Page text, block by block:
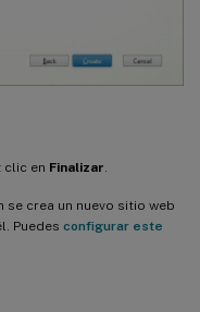
clic en Finalizar.
se crea un nuevo sitio web
Puedes configurar este